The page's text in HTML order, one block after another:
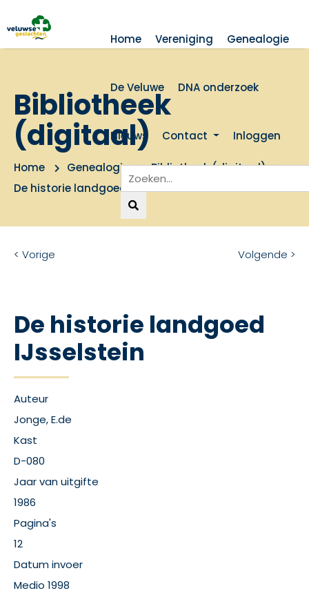
Home Vereniging Genealogie
De Veluwe DNA onderzoek
Nieuws Contact Inloggen
Bibliotheek
(digitaal)
Home Genealogie
Bibliotheek (digitaal)
De historie landgoed IJsselstein
< Vorige Volgende >
De historie landgoed
IJsselstein
Auteur
Jonge, E.de
Kast
D-080
Jaar van uitgifte
1986
Pagina's
12
Datum invoer
Medio 1998